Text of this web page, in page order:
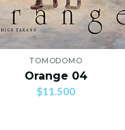
TOMODOMO
Orange 04
$11.500